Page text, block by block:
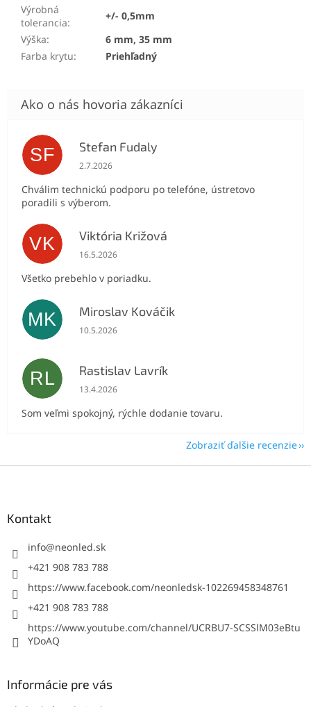
Výrobná
tolerancia:
+/- 0,5mm
Výška:
6 mm, 35 mm
Farba krytu: Priehľadný
SF Stefan Fudaly
Hodnotenie obchodu je 5 z 5 hviezdičiek.
2.7.2026
Chválim technickú podporu po telefóne, ústretovo
poradili s výberom.
VK Viktória Križová
Hodnotenie obchodu je 5 z 5 hviezdičiek.
16.5.2026
Všetko prebehlo v poriadku.
MK Miroslav Kováčik
Hodnotenie obchodu je 5 z 5 hviezdičiek.
10.5.2026
RL Rastislav Lavrík
Hodnotenie obchodu je 5 z 5 hviezdičiek.
13.4.2026
Som veľmi spokojný, rýchle dodanie tovaru.
Zobraziť ďalšie recenzie
Kontakt
info@neonled.sk
+421 908 783 788
https://www.facebook.com/neonledsk-102269458348761
+421 908 783 788
https://www.youtube.com/channel/UCRBU7-SCSSlM03eBtu
YDoAQ
Informácie pre vás